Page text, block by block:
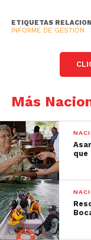
ETIQUETAS
INFORME DE GESTIÓN
Más
que